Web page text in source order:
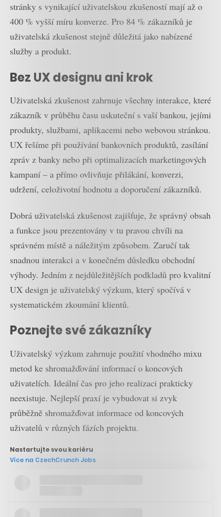
stránky s vynikající uživatelskou zkušeností mají až o
400 % vyšší míru konverze. Pro 84 % zákazníků je
uživatelská zkušenost stejně důležitá jako nabízené
služby a produkt.
Bez UX designu ani krok
Uživatelská zkušenost zahrnuje všechny interakce, které
zákazník v průběhu času uskuteční s vaší bankou, jejími
produkty, službami, aplikacemi nebo webovou stránkou.
UX řešíme při používání bankovních produktů, zasílání
zpráv z banky nebo při optimalizacích marketingových
kampaní – a přímo ovlivňuje přilákání, konverzi,
udržení, celoživotní hodnotu a doporučení zákazníků.
Dobrá uživatelská zkušenost zajišťuje, že správný obsah
a funkce jsou prezentovány v tu pravou chvíli na
správném místě a náležitým způsobem. Zaručí tak
snadnou interakci a v konečném důsledku obchodní
výhody. Jedním z nejdůležitějších podkladů pro kvalitní
UX design je uživatelský výzkum, který spočívá v
systematickém zkoumání klientů.
Poznejte své zákazníky
Uživatelský výzkum zahrnuje použití vhodného mixu
metod ke shromažďování informací o koncových
uživatelích. Ideální čas pro jeho realizaci prakticky
neexistuje. Nejlepší praxí je vybudovat si zvyk
průběžně shromažďovat informace od koncových
uživatelů v různých fázích projektu.
Nastartujte svou kariéru
Více na CzechCrunch Jobs